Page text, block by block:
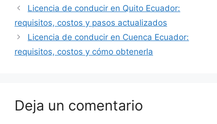
Licencia de conducir en Quito Ecuador:
requisitos, costos y pasos actualizados
Licencia de conducir en Cuenca Ecuador:
requisitos, costos y cómo obtenerla
Deja un comentario